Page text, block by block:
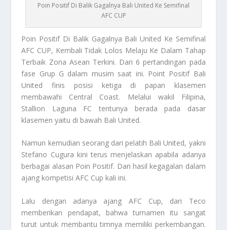
Poin Positif Di Balik Gagalnya Bali United Ke Semifinal
AFC CUP
Poin PositifDi Balik Gagalnya Bali United Ke Semifinal
AFC CUP, Kembali Tidak Lolos Melaju Ke Dalam Tahap
Terbaik Zona Asean Terkini. Dari 6 pertandingan pada
fase Grup G dalam musim saat ini. Point PositifBali
United finis posisi ketiga di papan klasemen
membawahi Central Coast. Melalui wakil Filipina,
Stallion Laguna FC tentunya berada pada dasar
klasemen yaitu di bawah Bali United.
Namun kemudian seorang dari pelatih Bali United, yakni
Stefano Cugura kini terus menjelaskan apabila adanya
berbagai alasan Poin Positif. Dari hasil kegagalan dalam
ajang kompetisi AFC Cup kali ini.
Lalu dengan adanya ajang AFC Cup, dari Teco
memberikan pendapat, bahwa turnamen itu sangat
turut untuk membantu timnya memiliki perkembangan.